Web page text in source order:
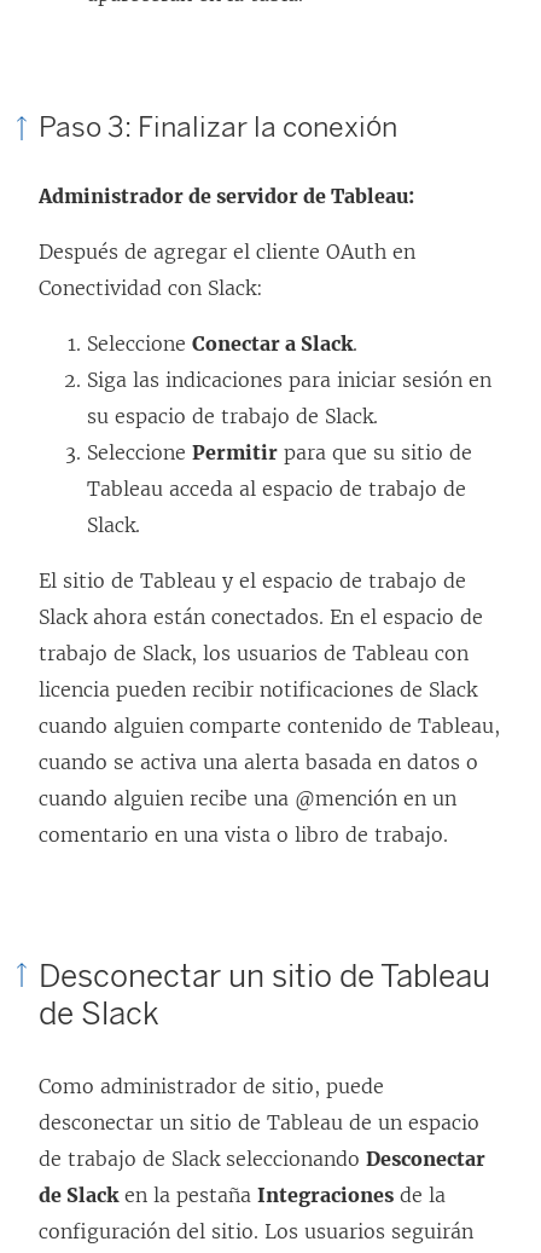
Paso 3: Finalizar la conexión
Administrador de servidor de Tableau:
Después de agregar el cliente OAuth en
Conectividad con Slack:
Seleccione Conectar a Slack.
Siga las indicaciones para iniciar sesión en
su espacio de trabajo de Slack.
Seleccione Permitir para que su sitio de
Tableau acceda al espacio de trabajo de
Slack.
El sitio de Tableau y el espacio de trabajo de
Slack ahora están conectados. En el espacio de
trabajo de Slack, los usuarios de Tableau con
licencia pueden recibir notificaciones de Slack
cuando alguien comparte contenido de Tableau,
cuando se activa una alerta basada en datos o
cuando alguien recibe una @mención en un
comentario en una vista o libro de trabajo.
Desconectar un sitio de Tableau
de Slack
Como administrador de sitio, puede
desconectar un sitio de Tableau de un espacio
de trabajo de Slack seleccionando Desconectar
de Slack en la pestaña Integraciones de la
configuración del sitio. Los usuarios seguirán